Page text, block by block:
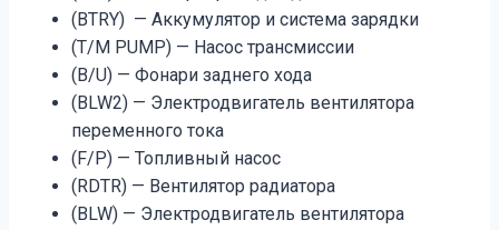
(BTRY) — Аккумулятор и система зарядки
(T/M PUMP) — Насос трансмиссии
(B/U) — Фонари заднего хода
(BLW2) — Электродвигатель вентилятора
переменного тока
(F/P) — Топливный насос
(RDTR) — Вентилятор радиатора
(BLW) — Электродвигатель вентилятора